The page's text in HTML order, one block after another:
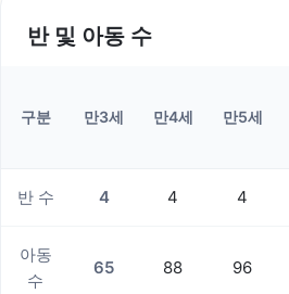
반 및 아동 수
구분 만3세 만4세 만5세
반 수 4 4 4
아동
수
65 88 96